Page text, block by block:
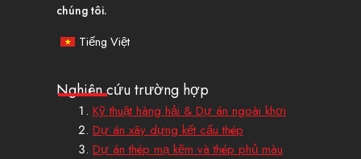
chúng tôi.
Tiếng Việt
Nghiên cứu trường hợp
Kỹ thuật hàng hải & Dự án ngoài khơi
Dự án xây dựng kết cấu thép
Dự án thép mạ kẽm và thép phủ màu